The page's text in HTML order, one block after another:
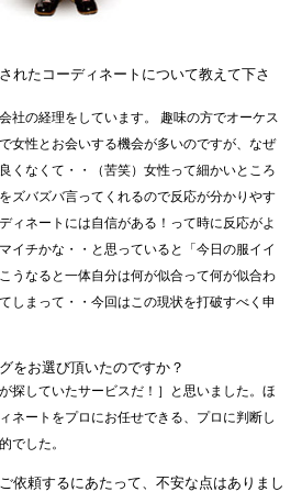
れたコーディネートについて教えて下さ
社の経理をしています。 趣味の方でオーケス
女性とお会いする機会が多いのですが、なぜ
くなくて・・（苦笑）女性って細かいところ
ズバズバ言ってくれるので反応が分かりやす
ィネートには自信がある！って時に反応がよ
イチかな・・と思っていると「今日の服イイ
うなると一体自分は何が似合って何が似合わ
しまって・・今回はこの現状を打破すべく申
をお選び頂いたのですか？
探していたサービスだ！］と思いました。ほ
ネートをプロにお任せできる、プロに判断し
でした。
依頼するにあたって、不安な点はありまし